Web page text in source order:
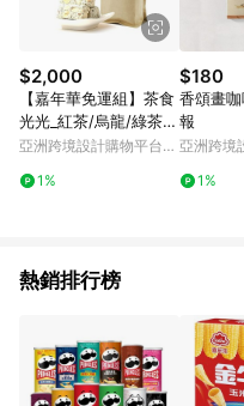
$2,000
【嘉年華免運組】茶食
光光_紅茶/烏龍/綠茶牛
軋糖袋裝(8包組)
亞洲跨境設計購物平台
1%
$180
香頌畫咖啡 | 插畫
報
亞洲跨境
1%
熱銷排行榜